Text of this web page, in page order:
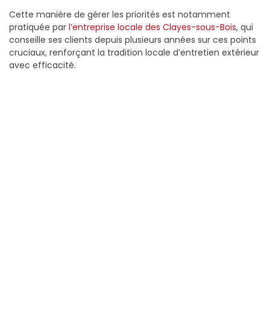
Cette manière de gérer les priorités est notamment
pratiquée par l’entreprise locale des Clayes-sous-Bois, qui
conseille ses clients depuis plusieurs années sur ces points
cruciaux, renforçant la tradition locale d’entretien extérieur
avec efficacité.